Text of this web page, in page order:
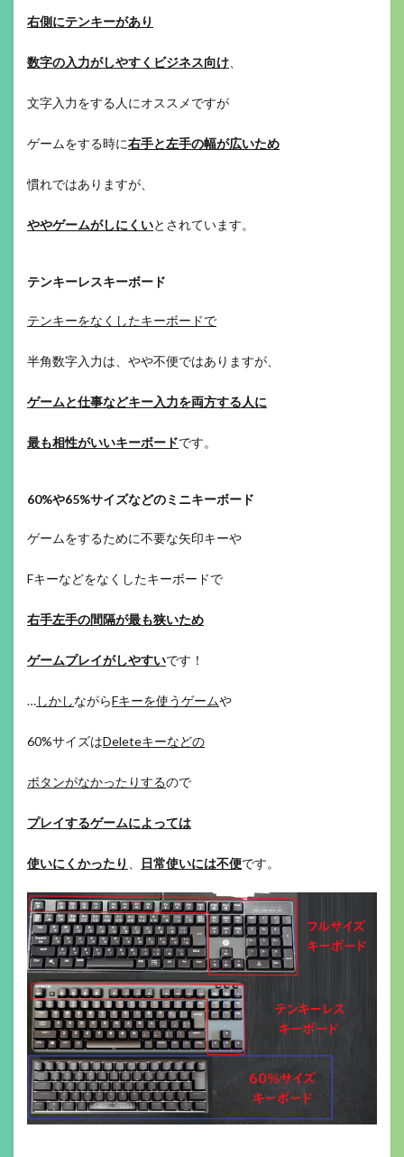
右側にテンキーがあり
数字の入力がしやすくビジネス向け
文字入力をする人にオススメですが
ゲームをする時に右手と左手の幅が広いため
慣れではありますが、
ややゲームがしにくいとされています。
テンキーレスキーボード
テンキーをなくしたキーボードで
半角数字入力は、やや不便ではありますが、
ゲームと仕事などキー入力を両方する人に
最も相性がいいキーボードです。
60%や65%サイズなどのミニキーボード
ゲームをするために不要な矢印キーや
Fキーなどをなくしたキーボードで
右手左手の間隔が最も狭いため
ゲームプレイがしやすいです！
…しかしながらFキーを使うゲームや
60%サイズはDeleteキーなどの
ボタンがなかったりするので
プレイするゲームによっては
使いにくかったり 日常使いには不便です。